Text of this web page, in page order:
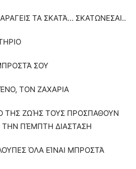
ΤΑ ΣΚΑΤΆ… ΣΚΑΤΩΝΕΣΑΙ..
ΣΟΥ
ΤΟΝ ΖΑΧΑΡΙΑ
ΤΗΣ ΖΩΉΣ ΤΟΥΣ ΠΡΟΣΠΑΘΟΥΝ
ΤΗΝ ΠΈΜΠΤΗ ΔΙΑΣΤΑΣΗ
ΌΛΑ ΕΊΝΑΙ ΜΠΡΟΣΤΆ